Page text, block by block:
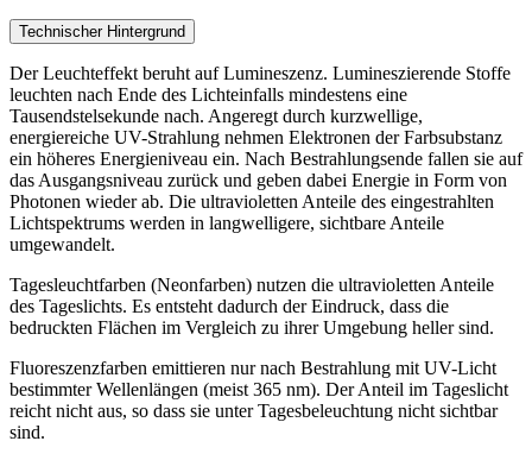
Technischer Hintergrund
Der Leuchteffekt beruht auf Lumineszenz. Lumineszierende Stoffe
leuchten nach Ende des Lichteinfalls mindestens eine
Tausendstelsekunde nach. Angeregt durch kurzwellige,
energiereiche UV-Strahlung nehmen Elektronen der Farbsubstanz
ein höheres Energieniveau ein. Nach Bestrahlungsende fallen sie auf
das Ausgangsniveau zurück und geben dabei Energie in Form von
Photonen wieder ab. Die ultravioletten Anteile des eingestrahlten
Lichtspektrums werden in langwelligere, sichtbare Anteile
umgewandelt.
Tagesleuchtfarben (Neonfarben) nutzen die ultravioletten Anteile
des Tageslichts. Es entsteht dadurch der Eindruck, dass die
bedruckten Flächen im Vergleich zu ihrer Umgebung heller sind.
Fluoreszenzfarben emittieren nur nach Bestrahlung mit UV-Licht
bestimmter Wellenlängen (meist 365 nm). Der Anteil im Tageslicht
reicht nicht aus, so dass sie unter Tagesbeleuchtung nicht sichtbar
sind.